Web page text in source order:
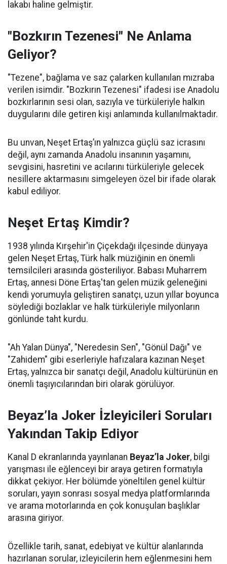
lakabı haline gelmiştir.
"Bozkırın Tezenesi" Ne Anlama
Geliyor?
"Tezene", bağlama ve saz çalarken kullanılan mızraba
verilen isimdir. "Bozkırın Tezenesi" ifadesi ise Anadolu
bozkırlarının sesi olan, sazıyla ve türküleriyle halkın
duygularını dile getiren kişi anlamında kullanılmaktadır.
Bu unvan, Neşet Ertaş’ın yalnızca güçlü saz icrasını
değil, aynı zamanda Anadolu insanının yaşamını,
sevgisini, hasretini ve acılarını türküleriyle gelecek
nesillere aktarmasını simgeleyen özel bir ifade olarak
kabul ediliyor.
Neşet Ertaş Kimdir?
1938 yılında Kırşehir'in Çiçekdağı ilçesinde dünyaya
gelen Neşet Ertaş, Türk halk müziğinin en önemli
temsilcileri arasında gösteriliyor. Babası Muharrem
Ertaş, annesi Döne Ertaş'tan gelen müzik geleneğini
kendi yorumuyla geliştiren sanatçı, uzun yıllar boyunca
söylediği bozlaklar ve halk türküleriyle milyonların
gönlünde taht kurdu.
"Ah Yalan Dünya", "Neredesin Sen", "Gönül Dağı" ve
"Zahidem" gibi eserleriyle hafızalara kazınan Neşet
Ertaş, yalnızca bir sanatçı değil, Anadolu kültürünün en
önemli taşıyıcılarından biri olarak görülüyor.
Beyaz’la Joker İzleyicileri Soruları
Yakından Takip Ediyor
Kanal D ekranlarında yayınlanan Beyaz’la Joker, bilgi
yarışması ile eğlenceyi bir araya getiren formatıyla
dikkat çekiyor. Her bölümde yöneltilen genel kültür
soruları, yayın sonrası sosyal medya platformlarında
ve arama motorlarında en çok konuşulan başlıklar
arasına giriyor.
Özellikle tarih, sanat, edebiyat ve kültür alanlarında
hazırlanan sorular, izleyicilerin hem eğlenmesini hem